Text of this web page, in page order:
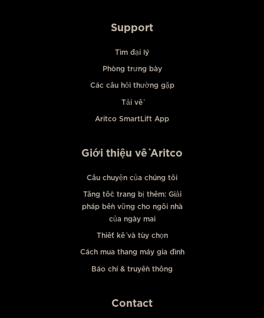
Support
Tìm đại lý
Phòng trưng bày
Các câu hỏi thường gặp
Tải về
Aritco SmartLift App
Giới thiệu về Aritco
Câu chuyện của chúng tôi
Tăng tốc trang bị thêm: Giải
pháp bền vững cho ngôi nhà
của ngày mai
Thiết kế và tùy chọn
Cách mua thang máy gia đình
Báo chí & truyền thông
Contact